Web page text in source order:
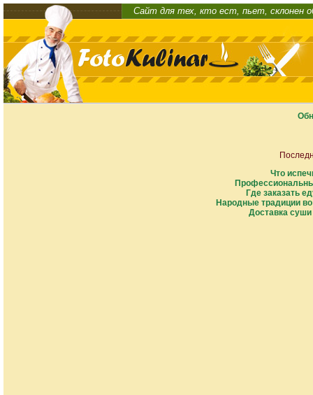
Сайт для тех, кто ест, пьет, склонен
Что
Где заказать
Народные традиции
Доставка